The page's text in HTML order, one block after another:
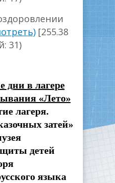
[255.38
31)
дни в лагере
«Лето»
лагеря.
затей»
детей
языка